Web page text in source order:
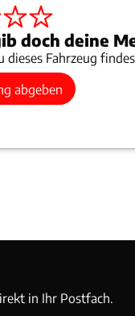
doch deine
Fahrzeug
abgeben
in Ihr Postfach.